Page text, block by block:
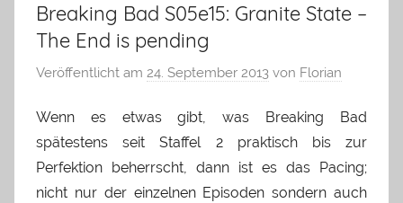
Breaking Bad S05e15: Granite State –
The End is pending
Veröffentlicht am 24. September 2013 von Florian
Wenn es etwas gibt, was Breaking Bad
spätestens seit Staffel 2 praktisch bis zur
Perfektion beherrscht, dann ist es das Pacing;
nicht nur der einzelnen Episoden sondern auch